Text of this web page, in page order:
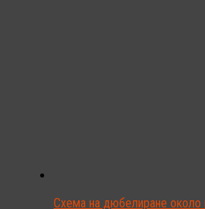
Схема на дюбелиране около